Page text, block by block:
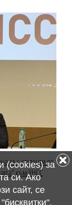
със студенти от
към УНСС
(cookies) за
си. Ако
сайт, се